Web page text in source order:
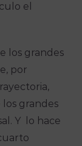
el
los grandes
por
grandes
Y lo hace